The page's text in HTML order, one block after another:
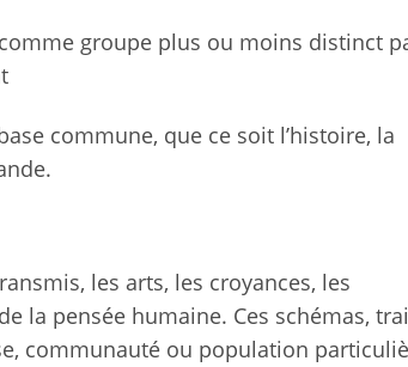
groupe plus ou moins distinct
commune, que ce soit l’histoire, la
les arts, les croyances, les
la pensée humaine. Ces schémas,
communauté ou population